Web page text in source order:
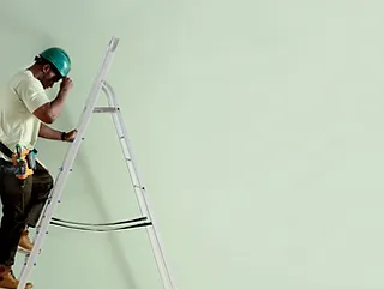
içeriyor. Araçları kapın, şeyleri
tamir edin ve sopasından
kaçının. Onu yakalamadan
işleri bitirebilecek misiniz?
Hızlı düşünme ve hızlı tamir
sizi bekliyor!
Oyun videosunu görmek için
tıklayınız